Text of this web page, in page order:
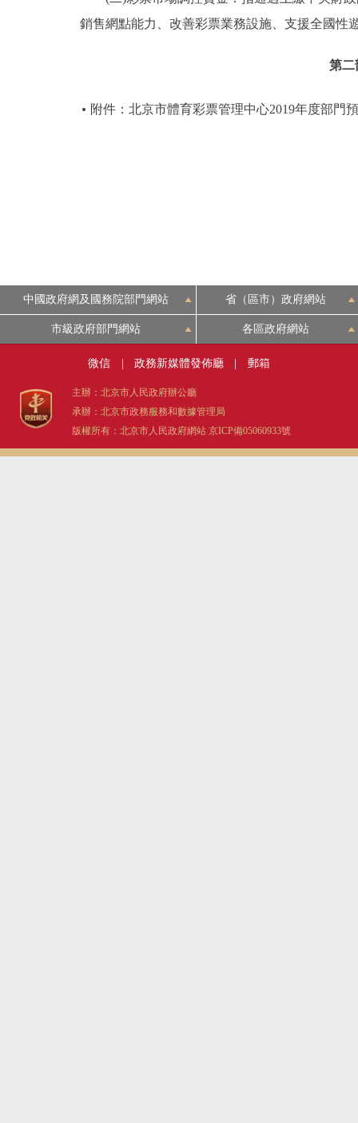
銷售網點能力、改善彩票業務設施、支援全國性
第二
附件：北京市體育彩票管理中心2019年度部門
中國政府網及國務院部門網站 省（區市）政府網站
市級政府部門網站 各區政府網站
微信 政務新媒體發佈廳 郵箱
主辦：北京市人民政府辦公廳
承辦：北京市政務服務和數據管理局
版權所有：北京市人民政府網站 京ICP備05060933號